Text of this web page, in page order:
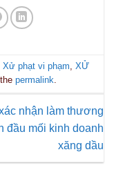
Xử phạt vi phạm,XỬ
thepermalink.
nhận làm thương
đầu mối kinh doanh
xăng dầu